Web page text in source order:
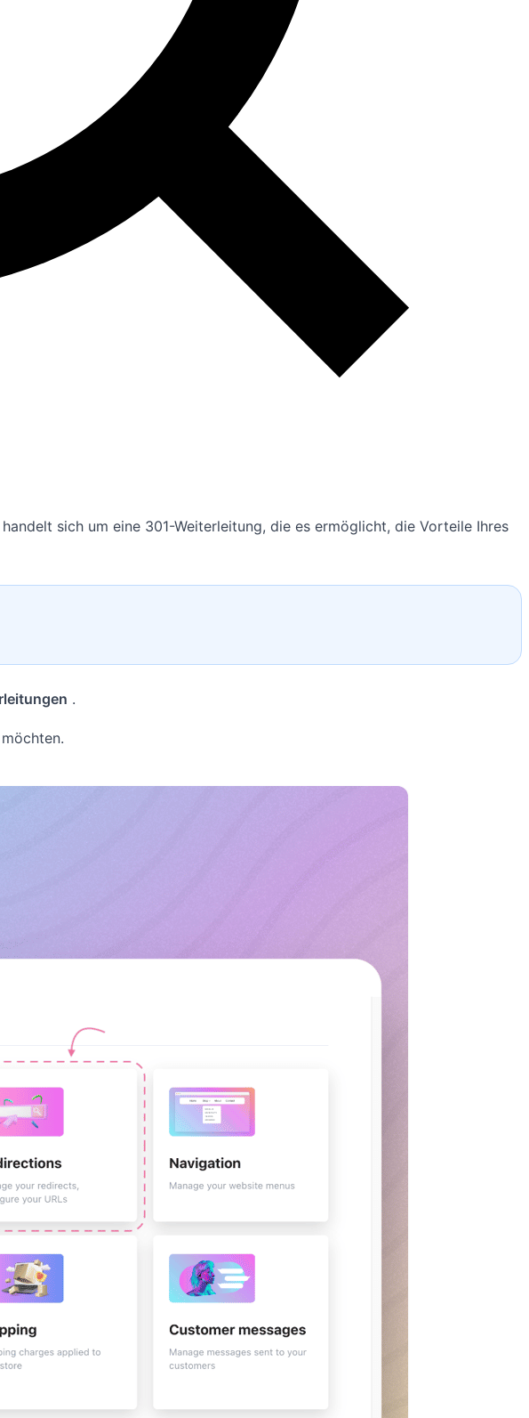
sich um eine 301-Weiterleitung, die es ermöglicht, die Vorteile Ihres
.